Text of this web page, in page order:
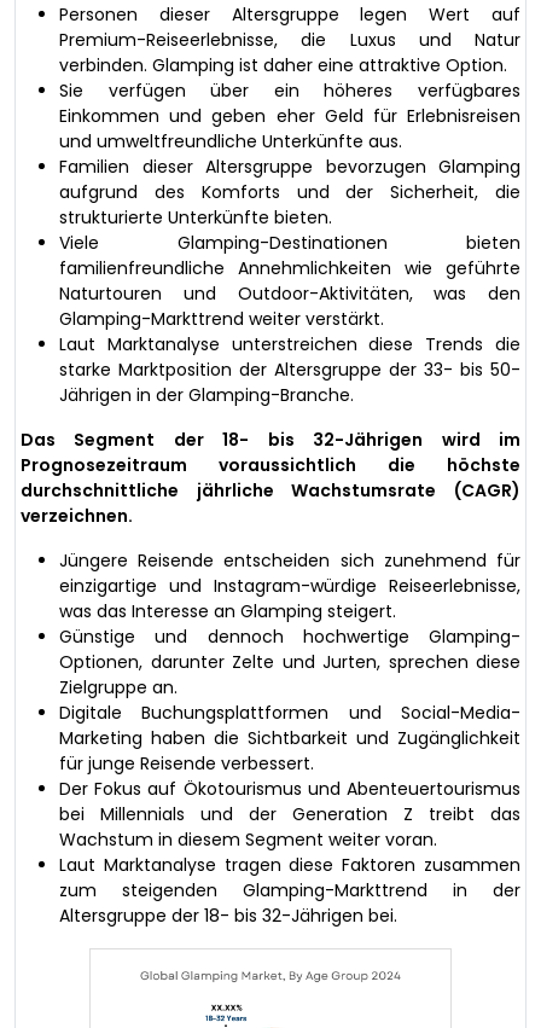
Personen dieser Altersgruppe legen Wert auf
Premium-Reiseerlebnisse, die Luxus und Natur
verbinden. Glamping ist daher eine attraktive Option.
Sie verfügen über ein höheres verfügbares
Einkommen und geben eher Geld für Erlebnisreisen
und umweltfreundliche Unterkünfte aus.
Familien dieser Altersgruppe bevorzugen Glamping
aufgrund des Komforts und der Sicherheit, die
strukturierte Unterkünfte bieten.
Viele Glamping-Destinationen bieten
familienfreundliche Annehmlichkeiten wie geführte
Naturtouren und Outdoor-Aktivitäten, was den
Glamping-Markttrend weiter verstärkt.
Laut Marktanalyse unterstreichen diese Trends die
starke Marktposition der Altersgruppe der 33- bis 50-
Jährigen in der Glamping-Branche.
Das Segment der 18- bis 32-Jährigen wird im
Prognosezeitraum voraussichtlich die höchste
durchschnittliche jährliche Wachstumsrate (CAGR)
verzeichnen.
Jüngere Reisende entscheiden sich zunehmend für
einzigartige und Instagram-würdige Reiseerlebnisse,
was das Interesse an Glamping steigert.
Günstige und dennoch hochwertige Glamping-
Optionen, darunter Zelte und Jurten, sprechen diese
Zielgruppe an.
Digitale Buchungsplattformen und Social-Media-
Marketing haben die Sichtbarkeit und Zugänglichkeit
für junge Reisende verbessert.
Der Fokus auf Ökotourismus und Abenteuertourismus
bei Millennials und der Generation Z treibt das
Wachstum in diesem Segment weiter voran.
Laut Marktanalyse tragen diese Faktoren zusammen
zum steigenden Glamping-Markttrend in der
Altersgruppe der 18- bis 32-Jährigen bei.